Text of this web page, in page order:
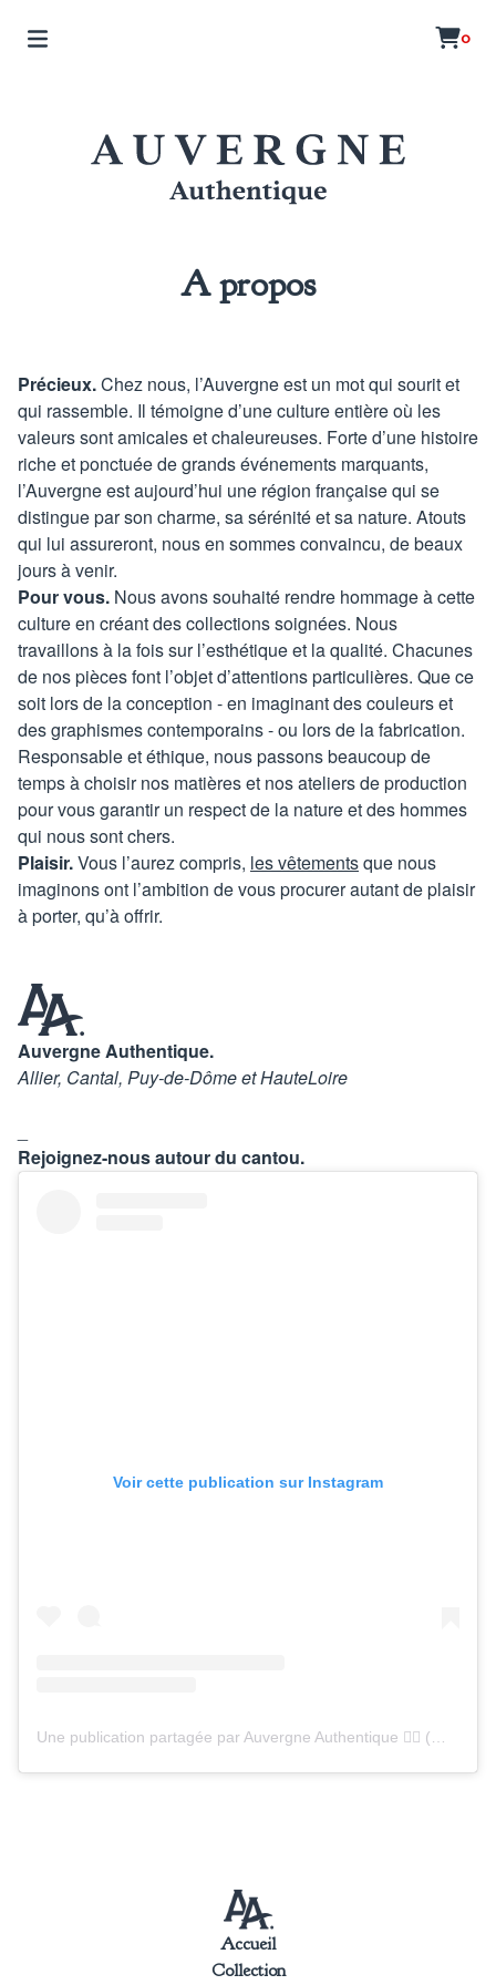
0
A propos
Précieux.Chez nous, l’Auvergne est un mot qui sourit et
qui rassemble. Il témoigne d’une culture entière où les
valeurs sont amicales et chaleureuses. Forte d’une histoire
riche et ponctuée de grands événements marquants,
l’Auvergne est aujourd’hui une région française qui se
distingue par son charme, sa sérénité et sa nature. Atouts
qui lui assureront, nous en sommes convaincu, de beaux
jours à venir.
Pour vous. Nous avons souhaité rendre hommage à cette
culture en créant des collections soignées. Nous
travaillons à la fois sur l’esthétique et la qualité. Chacunes
de nos pièces font l’objet d’attentions particulières. Que ce
soit lors de la conception - en imaginant des couleurs et
des graphismes contemporains - ou lors de la fabrication.
Responsable et éthique, nous passons beaucoup de
temps à choisir nos matières et nos ateliers de production
pour vous garantir un respect de la nature et des hommes
qui nous sont chers.
Plaisir.Vous l’aurez compris, les vêtementsque nous
imaginons ont l’ambition de vous procurer autant de plaisir
à porter, qu’à offrir.
Auvergne Authentique.
Allier, Cantal, Puy-de-Dôme et HauteLoire
Rejoignez-nous autour du cantou.
Voir cette publication sur Instagram
Accueil
Collection